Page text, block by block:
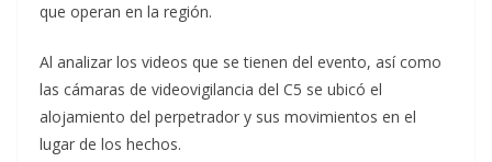
que operan en la región.
Al analizar los videos que se tienen del evento, así como
las cámaras de videovigilancia del C5 se ubicó el
alojamiento del perpetrador y sus movimientos en el
lugar de los hechos.